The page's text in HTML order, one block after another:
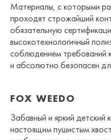
Материалы, с которыми
проходят строжайший
обязательную
высокотехнологичный
соблюдением
и абсолютно безопасен
FOX WEEDO
Забавный и яркий детский
настоящим пушистым